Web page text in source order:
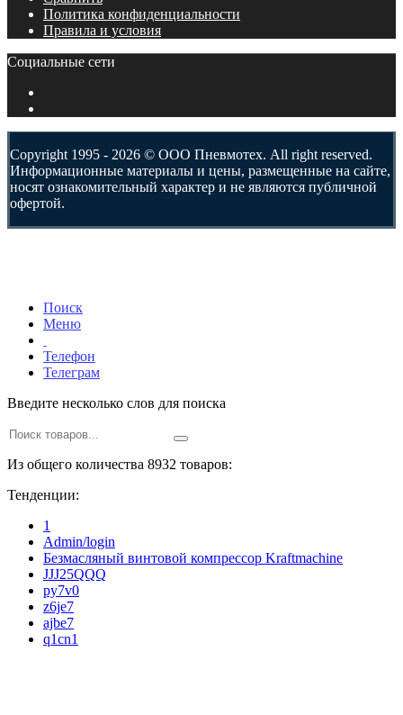
Политика конфиденциальности
Правила и условия
Социальные сети
Copyright 1995 - 2026 © ООО Пневмотех. All right reserved.
Информационные материалы и цены, размещенные на сайте,
носят ознакомительный характер и не являются публичной
офертой.
Поиск
Меню
Телефон
Телеграм
Введите несколько слов для поиска
Из общего количества 8932 товаров:
Тенденции:
1
Admin/login
Безмасляный винтовой компрессор Kraftmaсhine
JJJ25QQQ
py7v0
z6je7
ajbe7
q1cn1